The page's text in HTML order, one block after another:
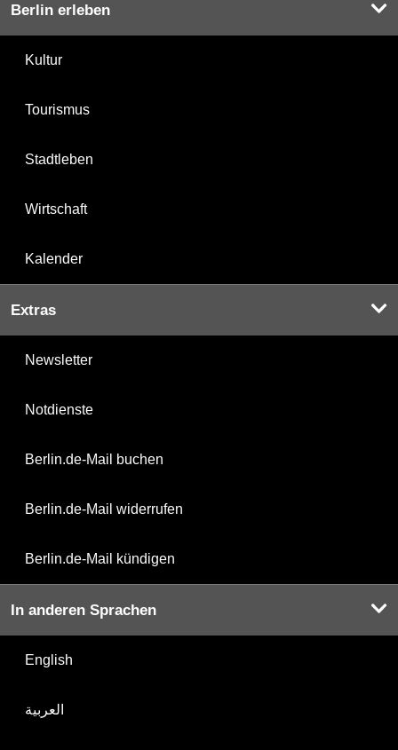
Berlin erleben
Kultur
Tourismus
Stadtleben
Wirtschaft
Kalender
Extras
Newsletter
Notdienste
Berlin.de-Mail buchen
Berlin.de-Mail widerrufen
Berlin.de-Mail kündigen
In anderen Sprachen
English
العربية